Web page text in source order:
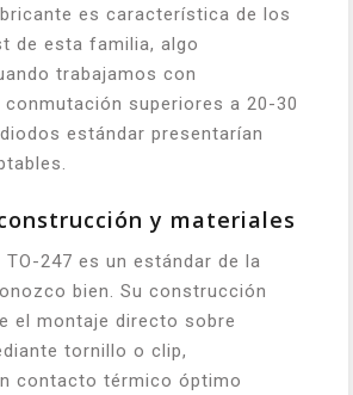
es característica de los
de esta familia, algo
trabajamos con
superiores a 20-30
estándar presentarían
y materiales
TO-247 es un estándar de la
bien. Su construcción
el montaje directo sobre
tornillo o clip,
contacto térmico óptimo